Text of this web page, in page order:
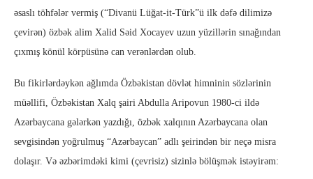
əsaslı töhfələr vermiş (“Divanü Lüğat-it-Türk”ü ilk dəfə dilimizə
çevirən) özbək alim Xalid Səid Xocayev uzun yüzillərin sınağından
çıxmış könül körpüsünə can verənlərdən olub.
Bu fikirlərdəykən ağlımda Özbəkistan dövlət himninin sözlərinin
müəllifi, Özbəkistan Xalq şairi Abdulla Aripovun 1980-ci ildə
Azərbaycana gələrkən yazdığı, özbək xalqının Azərbaycana olan
sevgisindən yoğrulmuş “Azərbaycan” adlı şeirindən bir neçə misra
dolaşır. Və əzbərimdəki kimi (çevrisiz) sizinlə bölüşmək istəyirəm: